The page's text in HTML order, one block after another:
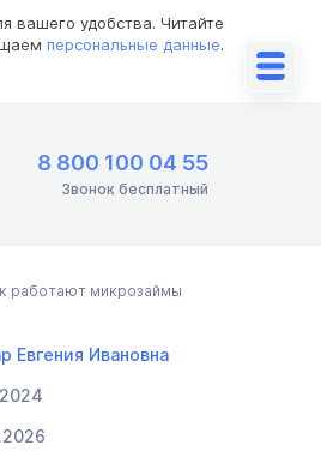
вашего удобства. Читайте
персональные данные.
8 800 100 04 55
Звонок бесплатный
работают микрозаймы
Евгения Ивановна